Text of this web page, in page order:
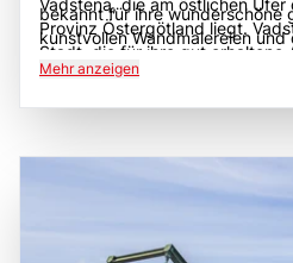
bekannt für ihre wunderschöne
kunstvollen Wandmalereien
Atmosphäre, die Besucher in
Geschichte der Birgittiner und
ein Ort der Anbetung, sondern
beherbergt. Die Kombination
und architektonischer
Sancta Birgitta zu einem
Provinz Östergötland liegt.
Stadt, die für ihre gut erhaltene
historische Bedeutung bekannt
Verkehrsmitteln von Städten
für Tagesausflüge macht.
Mehr anzeigen